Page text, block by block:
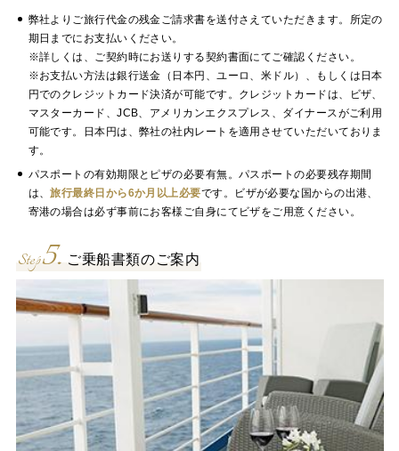
弊社よりご旅行代金の残金ご請求書を送付さえていただきます。所定の
期日までにお支払いください。
※詳しくは、ご契約時にお送りする契約書面にてご確認ください。
※お支払い方法は銀行送金（日本円、ユーロ、米ドル）、もしくは日本
円でのクレジットカード決済が可能です。クレジットカードは、ビザ、
マスターカード、JCB、アメリカンエクスプレス、ダイナースがご利用
可能です。日本円は、弊社の社内レートを適用させていただいておりま
す。
パスポートの有効期限とピザの必要有無。パスポートの必要残存期間
は、旅行最終日から6か月以上必要です。ビザが必要な国からの出港、
寄港の場合は必ず事前にお客様ご自身にてビザをご用意ください。
Step5. ご乗船書類のご案内